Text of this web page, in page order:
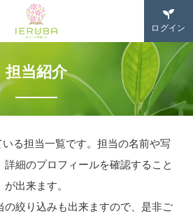
ログイン
担当紹介
る担当一覧です。担当の名前や写
細のプロフィールを確認すること
が出来ます。
の絞り込みも出来ますので、是非ご